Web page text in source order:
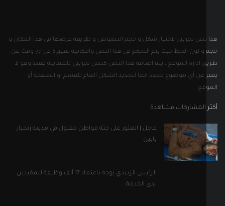
تجريبي لاختبار شكل و حجم النصوص و طريقة عرضها في هذا المكان و
لون الخط حيث يتم التحكم في هذا النص وامكانية تغييرة في اي وقت عن
ادارة الموقع . يتم اضافة هذا النص كنص تجريبي للمعاينة فقط وهو لا
عن أي موضوع محدد انما لتحديد الشكل العام للقسم او الصفحة أو
المشاركات مشاهدة
عاجل | العثور على جثة مواطن مقتول في مدينة زنجبار
بابين
الرئيس الزبيدي يوجه باعتماد 17 ألف وظيفة للمقيدين
لدى الخدمة...